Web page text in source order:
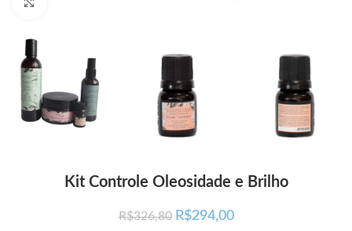
Kit Controle Oleosidade e Brilho
R$326,80 R$294,00